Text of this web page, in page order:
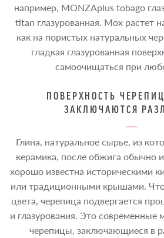
например, MONZAplus tobago
titan глазурованная. Мох растет
как на пористых натуральных
гладкая глазурованная
самоочищаться при
ПОВЕРХНОСТЬ
ЗАКЛЮЧАЮТСЯ
Глина, натуральное сырье, из
керамика, после обжига обычно
хорошо известна историческими
или традиционными крышами.
цвета, черепица подвергается
и глазурования. Это
черепицы, заключающиеся в